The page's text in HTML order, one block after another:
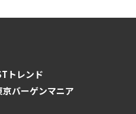
トレンド
京バーゲンマニア